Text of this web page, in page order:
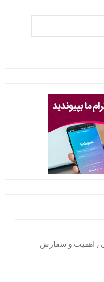
, اهمیت و سفارش